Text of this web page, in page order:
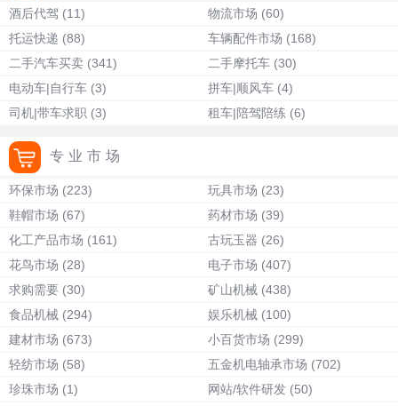
酒后代驾 (11) 物流市场 (60)
托运快递 (88) 车辆配件市场 (168)
二手汽车买卖 (341) 二手摩托车 (30)
电动车|自行车 (3) 拼车|顺风车 (4)
司机|带车求职 (3) 租车|陪驾陪练 (6)
专业市场
环保市场 (223) 玩具市场 (23)
鞋帽市场 (67) 药材市场 (39)
化工产品市场 (161) 古玩玉器 (26)
花鸟市场 (28) 电子市场 (407)
求购需要 (30) 矿山机械 (438)
食品机械 (294) 娱乐机械 (100)
建材市场 (673) 小百货市场 (299)
轻纺市场 (58) 五金机电轴承市场 (702)
珍珠市场 (1) 网站/软件研发 (50)